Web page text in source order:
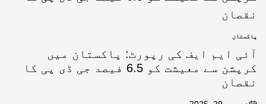
پاکستان
آئی ایم ایف کی رپورٹ: پاکستان میں
کرپشن سے معیشت کو 6.5 فیصد جی ڈی پی کا
نقصان